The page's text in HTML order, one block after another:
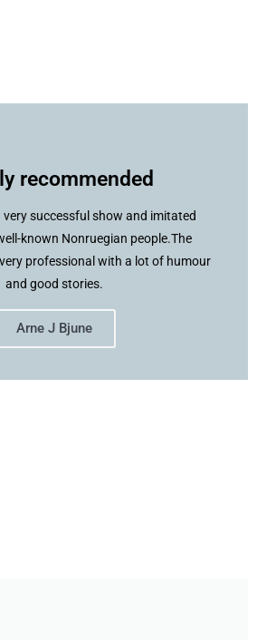
recommended
very successful show and imitated
known Nonruegian people.The
professional with a lot of humour
and good stories.
Arne J Bjune